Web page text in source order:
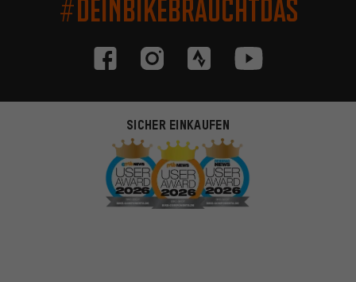
#DEINBIKEBRAUCHTDAS
SICHER EINKAUFEN